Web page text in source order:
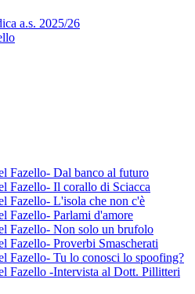
a.s. 2025/26
Fazello- Dal banco al futuro
Fazello- Il corallo di Sciacca
Fazello- L'isola che non c'è
Fazello- Parlami d'amore
Fazello- Non solo un brufolo
Fazello- Proverbi Smascherati
Fazello- Tu lo conosci lo spoofing?
Fazello -Intervista al Dott. Pillitteri